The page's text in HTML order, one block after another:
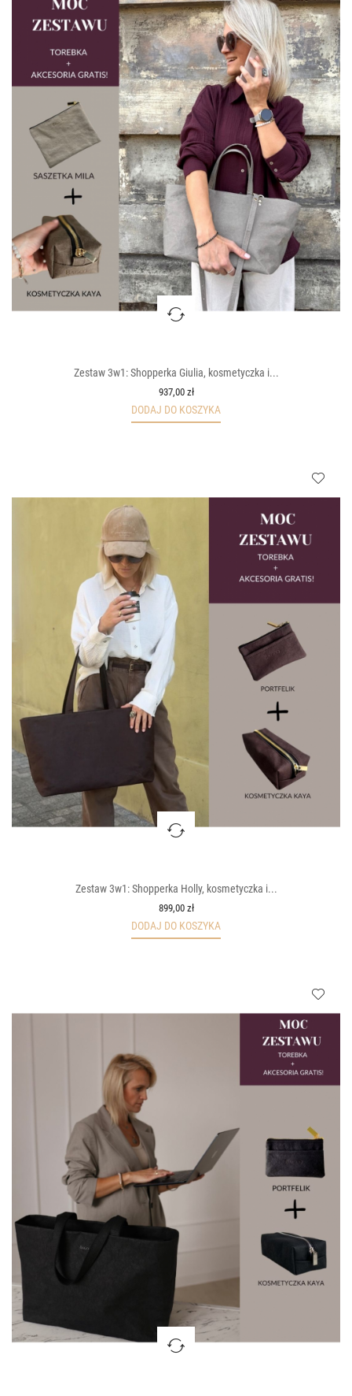
Zestaw 3w1: Shopperka Giulia, kosmetyczka i...
937,00 zł
DODAJ DO KOSZYKA
Zestaw 3w1: Shopperka Holly, kosmetyczka i...
899,00 zł
DODAJ DO KOSZYKA